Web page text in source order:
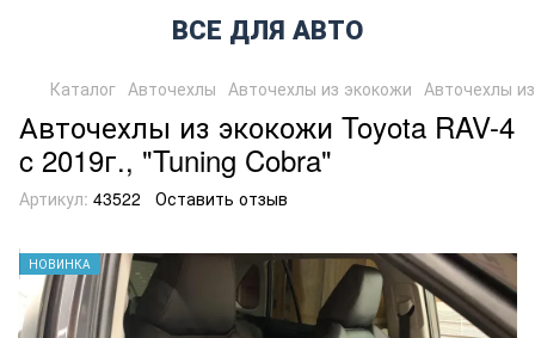
ВСЕ ДЛЯ АВТО
Каталог Авточехлы Авточехлы из экокожи Авточехлы
Авточехлы из экокожи Toyota RAV-4
c 2019г., "Tuning Cobra"
Артикул: 43522 Оставить отзыв
НОВИНКА